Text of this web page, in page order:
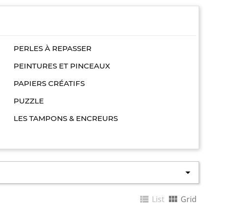
PERLES À REPASSER
PEINTURES ET PINCEAUX
PAPIERS CRÉATIFS
PUZZLE
LES TAMPONS & ENCREURS

 Grid
 List